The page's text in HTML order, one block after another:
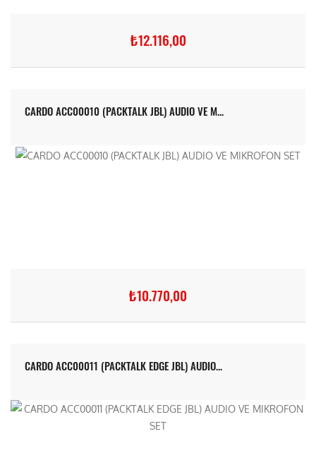
₺12.116,00
CARDO ACC00010 (PACKTALK JBL) AUDIO VE M...
₺10.770,00
CARDO ACC00011 (PACKTALK EDGE JBL) AUDIO...